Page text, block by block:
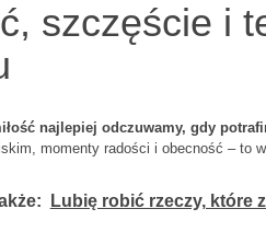
szczęście i
najlepiej odczuwamy, gdy
momenty radości i obecność – to
Lubię robić rzeczy, które